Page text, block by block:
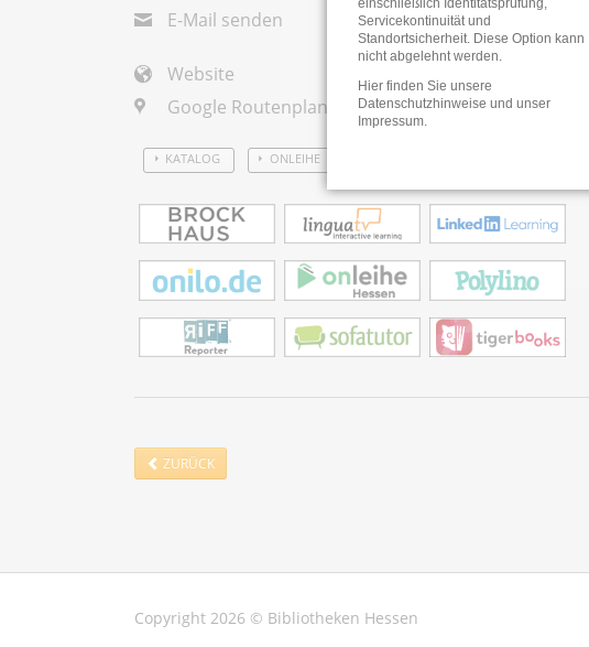
E-Mail senden
Website
Google Routenplaner
KATALOG ONLEIHE
ZURÜCK
Copyright 2026 © Bibliotheken Hessen
Servicekontinuität und
Standortsicherheit. Diese Option kann
nicht abgelehnt werden.
Hier finden Sie unsere
Datenschutzhinweise und unser
Impressum.